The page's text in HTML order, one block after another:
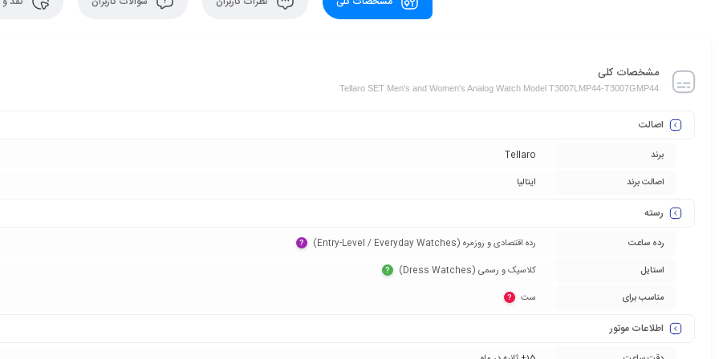
مشخصات کلی
Tellaro SET Men's and Women's Analog Watch Model T3007LMP44-T3007GMP44
اصالت
برند
Tellaro
اصالت برند
ایتالیا
رسته
رده ساعت رده اقتصادی و روزمره (Entry-Level / Everyday Watches)‏ ?
استایل کلاسیک و رسمی (Dress Watches)‏ ?
مناسب برای ست‏ ?
اطلاعات موتور